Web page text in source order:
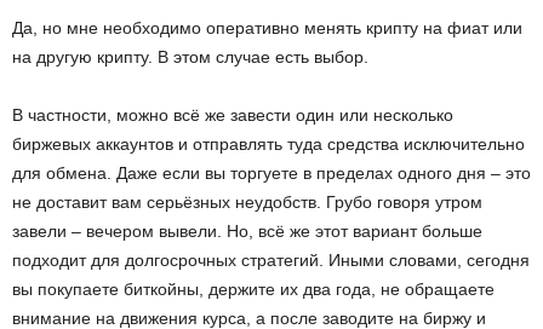
Да, но мне необходимо оперативно менять крипту на фиат или
на другую крипту. В этом случае есть выбор.
В частности, можно всё же завести один или несколько
биржевых аккаунтов и отправлять туда средства исключительно
для обмена. Даже если вы торгуете в пределах одного дня – это
не доставит вам серьёзных неудобств. Грубо говоря утром
завели – вечером вывели. Но, всё же этот вариант больше
подходит для долгосрочных стратегий. Иными словами, сегодня
вы покупаете биткойны, держите их два года, не обращаете
внимание на движения курса, а после заводите на биржу и